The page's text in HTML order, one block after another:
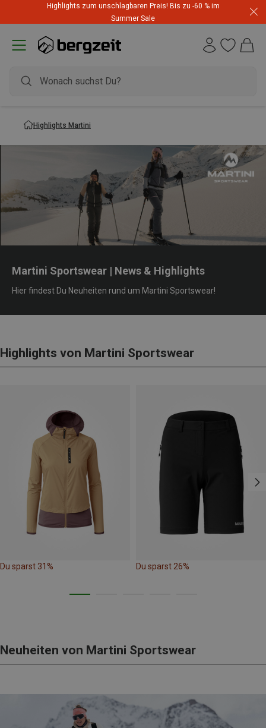
Highlights zum unschlagbaren Preis! Bis zu -60 % im
Summer Sale
Highlights Martini
Martini Sportswear | News & Highlights
Hier findest Du Neuheiten rund um Martini Sportswear!
Highlights von Martini Sportswear
Du sparst 31% Du sparst 26%
Neuheiten von Martini Sportswear